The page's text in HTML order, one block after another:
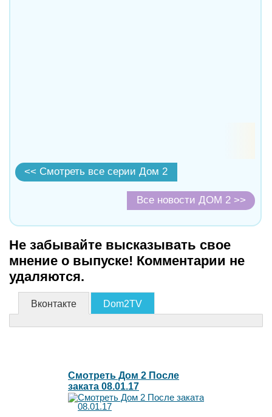
<< Смотреть все серии Дом 2
Все новости ДОМ 2 >>
Не забывайте высказывать свое
мнение о выпуске! Комментарии не
удаляются.
Вконтакте Dom2TV
Смотреть Дом 2 После
заката 08.01.17